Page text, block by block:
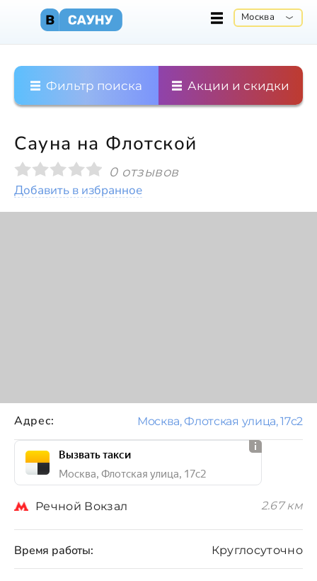
Москва
Фильтр поиска Акции и скидки
Сауна на Флотской
0 отзывов
Добавить в избранное
Время работы: Круглосуточно
Адрес: Москва, Флотская улица, 17с2
Вызвать такси
Москва, Флотская улица, 17с2
Речной Вокзал 2.67 км